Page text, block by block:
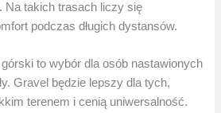
Na takich trasach liczy się
podczas długich dystansów.
to wybór dla osób nastawionych
Gravel będzie lepszy dla tych,
terenem i cenią uniwersalność.